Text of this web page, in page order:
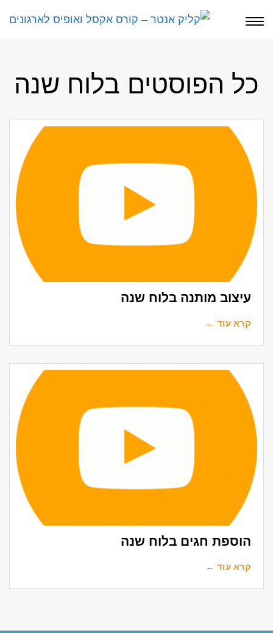
תפריט
כל הפוסטים בלוח שנה
עיצוב מותנה בלוח שנה
קרא עוד ←
הוספת חגים בלוח שנה
קרא עוד ←